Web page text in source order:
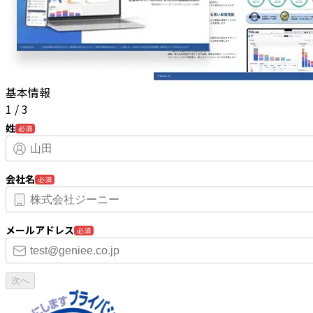
基本情報
1 /3
姓 必須
会社名 必須
メールアドレス 必須
次へ